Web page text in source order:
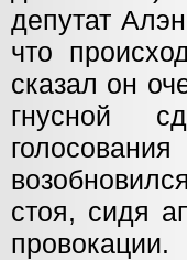
депутат
что
сказал он
гнусной
стоя, сидя
провокации.